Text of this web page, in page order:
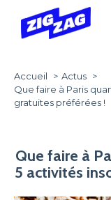
Accueil
Actus
Que faire à Paris
gratuites préférées !
Que faire à
5 activités